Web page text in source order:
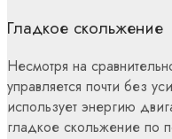
Гладкое скольжение
Несмотря на
управляется почти без
использует энергию
гладкое скольжение по